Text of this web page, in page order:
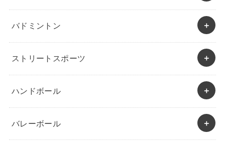
バドミントン
ストリートスポーツ
ハンドボール
バレーボール